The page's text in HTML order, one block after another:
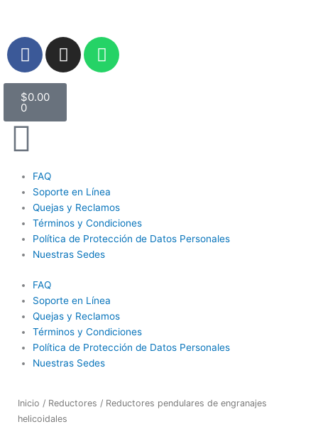
contenido
F
a
c
e
b
o
o
k
I
n
s
a
m
W
h
$0.00
0
Carrito
FAQ
Soporte en Línea
Quejas y Reclamos
Términos y Condiciones
Política de Protección de Datos Personales
Nuestras Sedes
FAQ
Soporte en Línea
Quejas y Reclamos
Términos y Condiciones
Política de Protección de Datos Personales
Nuestras Sedes
Inicio / Reductores / Reductores pendulares de engranajes
helicoidales